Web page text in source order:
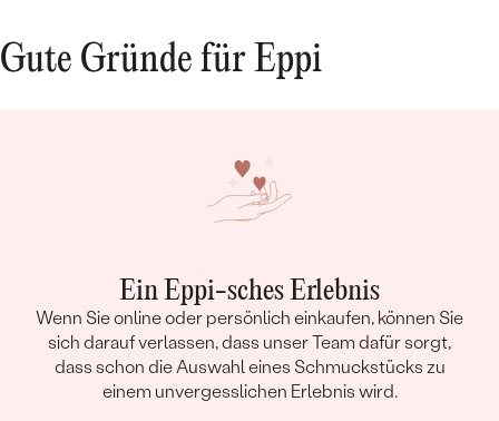
TYP:
Diamant
ANZAHL:
6
Pear
SI3
G-H
Gute Gründe für Eppi
Ein Eppi-sches Erlebnis
Wenn Sie online oder persönlich einkaufen, können Sie
sich darauf verlassen, dass unser Team dafür sorgt,
dass schon die Auswahl eines Schmuckstücks zu
einem unvergesslichen Erlebnis wird.